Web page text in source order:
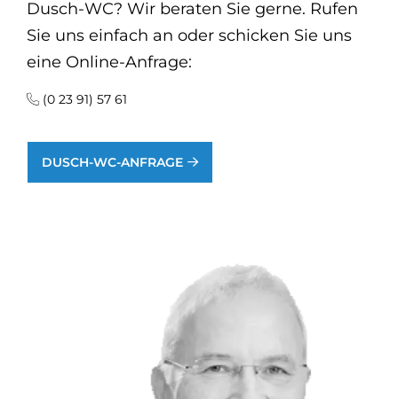
Dusch-WC? Wir beraten Sie gerne. Rufen
Sie uns einfach an oder schicken Sie uns
eine Online-Anfrage:
(0 23 91) 57 61
DUSCH-WC-ANFRAGE